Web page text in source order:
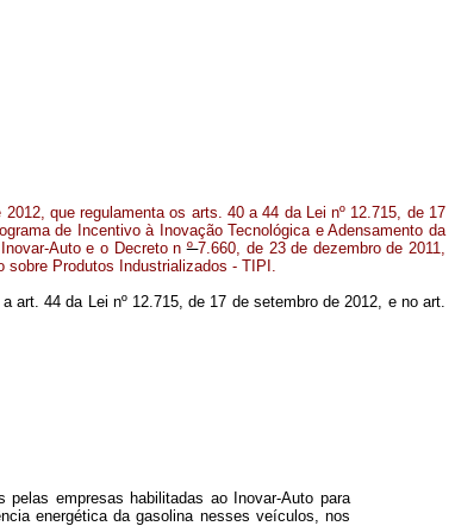
que regulamenta os arts. 40 a 44 da Lei nº 12.715, de 17
de Incentivo à Inovação Tecnológica e Adensamento da
Auto e o Decreto nº7.660, de 23 de dezembro de 2011,
sobre Produtos Industrializados - TIPI.
44 da Lei nº 12.715, de 17 de setembro de 2012, e no art.
pelas empresas habilitadas ao Inovar-Auto para
energética da gasolina nesses veículos, nos